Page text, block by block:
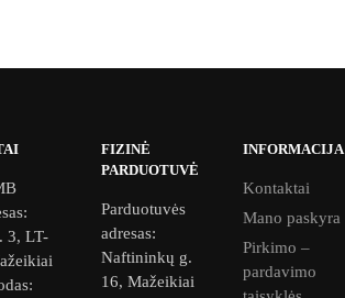
3, LT-
FIZINĖ
PARDUOTUVĖ
Parduotuvės
adresas:
Naftininkų g.
16, Mažeikiai
INFORMACIJA
Kontaktai
Mano paskyra
Pirkimo –
pardavimo